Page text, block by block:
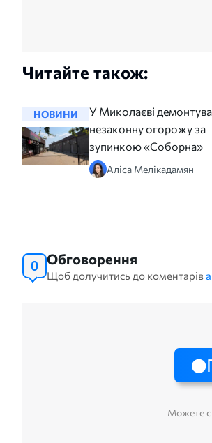
Читайте також:
НОВИНИ
У Миколаєві
незаконну огорожу за
зупинкою «Соборна»
Аліса Мелікадамян
0 Обговорення
Щоб долучитись до коментарів
Можете